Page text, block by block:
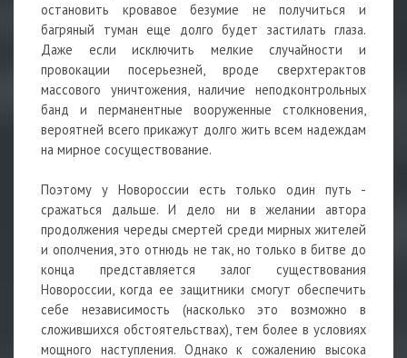
остановить кровавое безумие не получиться и
багряный туман еще долго будет застилать глаза.
Даже если исключить мелкие случайности и
провокации посерьезней, вроде сверхтерактов
массового уничтожения, наличие неподконтрольных
банд и перманентные вооруженные столкновения,
вероятней всего прикажут долго жить всем надеждам
на мирное сосуществование.
Поэтому у Новороссии есть только один путь -
сражаться дальше. И дело ни в желании автора
продолжения череды смертей среди мирных жителей
и ополчения, это отнюдь не так, но только в битве до
конца представляется залог существования
Новороссии, когда ее защитники смогут обеспечить
себе независимость (насколько это возможно в
сложившихся обстоятельствах), тем более в условиях
мощного наступления. Однако к сожалению высока